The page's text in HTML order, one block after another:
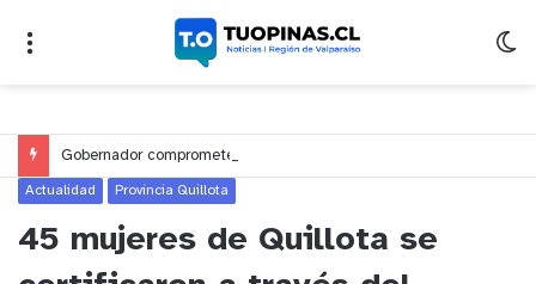
Actualidad Provincia Quillota
45 mujeres de Quillota se